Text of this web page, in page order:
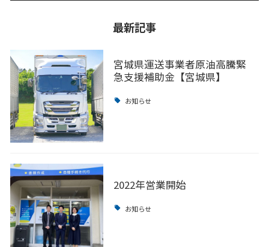
最新記事
宮城県運送事業者原油高騰緊
急支援補助金【宮城県】
お知らせ
2022年営業開始
お知らせ